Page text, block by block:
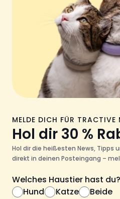
MELDE DICH FÜR TRACTIVE
Hol dir 30 %
Hol dir die heißesten News, Tipps
direkt in deinen Posteingang –
Welches Haustier hast du?
Hund
Katze Beide